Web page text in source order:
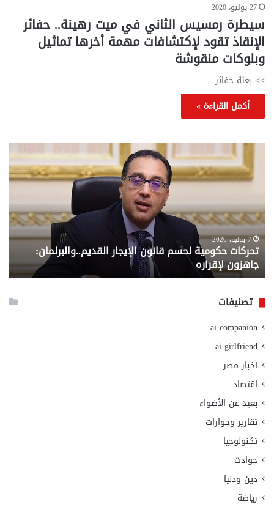
27 يوليو، 2020
سيطرة رمسيس الثاني في ميت رهينة.. حفائر
الإنقاذ تقود لإكتشافات مهمة أخرها تماثيل
وبلوكات منقوشة
>> بعثة حفائر
أكمل القراءة »
تحركات
حكومية
لحسم
قانون
القديم..والبرلمان:
جاهزون
لإقراره
7 يوليو، 2020
تحركات حكومية لحسم قانون الإيجار القديم..والبرلمان:
جاهزون لإقراره
..
من
تصنيفات
ai companion
ai-girlfriend
أخبار مصر
اقتصاد
بعيد عن الأضواء
تقارير وحوارات
تكنولوجيا
حوادث
دين ودنيا
رياضة